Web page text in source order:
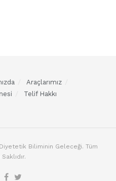
Araçlarımız
Telif Hakkı
Biliminin Geleceği. Tüm